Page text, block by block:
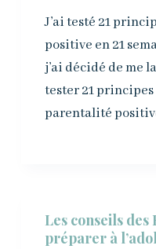
J’ai testé 21
positive en 21
j’ai décidé de me
tester 21
parentalité
Les conseils
préparer à